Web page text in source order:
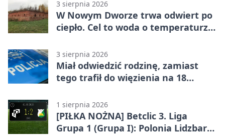
3 sierpnia 2026
W Nowym Dworze trwa odwiert po
ciepło. Cel to woda o temperaturze
3 sierpnia 2026
Miał odwiedzić rodzinę, zamiast
tego trafił do więzienia na 18
1 sierpnia 2026
[PIŁKA NOŻNA] Betclic 3. Liga
Grupa 1 (Grupa I): Polonia Lidzbark